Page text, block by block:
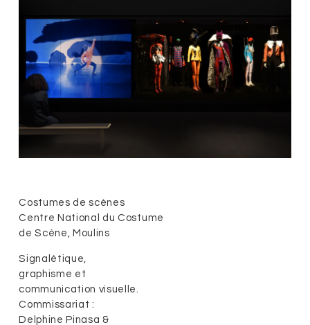
Costumes de scènes
Centre National du Costume
de Scène, Moulins
Signalétique,
graphisme et
communication visuelle.
Commissariat :
Delphine Pinasa &